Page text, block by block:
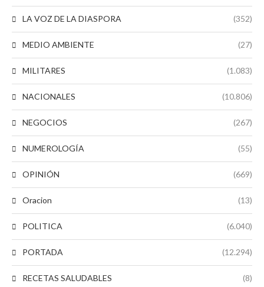
LA VOZ DE LA DIASPORA (352)
MEDIO AMBIENTE (27)
MILITARES (1.083)
NACIONALES (10.806)
NEGOCIOS (267)
NUMEROLOGÍA (55)
OPINIÓN (669)
Oracion (13)
POLITICA (6.040)
PORTADA (12.294)
RECETAS SALUDABLES (8)